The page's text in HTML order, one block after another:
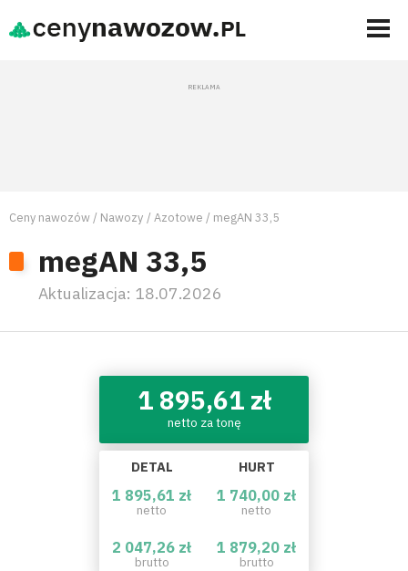
Ceny nawozów Nawozy Azotowe megAN 33,5
megAN 33,5
Aktualizacja: 18.07.2026
1 895,61 zł
netto za tonę
DETAL HURT
1 895,61 zł
netto
1 740,00 zł
netto
2 047,26 zł
brutto
1 879,20 zł
brutto